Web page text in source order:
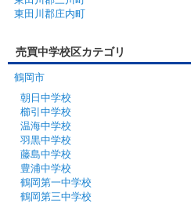
東田川郡庄内町
売買中学校区カテゴリ
鶴岡市
朝日中学校
櫛引中学校
温海中学校
羽黒中学校
藤島中学校
豊浦中学校
鶴岡第一中学校
鶴岡第三中学校